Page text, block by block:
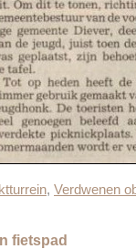
, Verdwenen
fietspad